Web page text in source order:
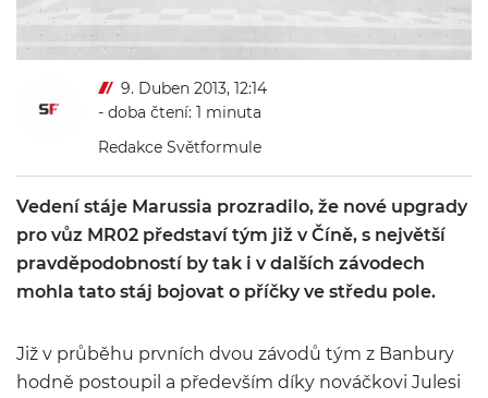
9. Duben 2013, 12:14
- doba čtení: 1 minuta
Redakce Světformule
Vedení stáje Marussia prozradilo, že nové upgrady
pro vůz MR02 představí tým již v Číně, s největší
pravděpodobností by tak i v dalších závodech
mohla tato stáj bojovat o příčky ve středu pole.
Již v průběhu prvních dvou závodů tým z Banbury
hodně postoupil a především díky nováčkovi Julesi